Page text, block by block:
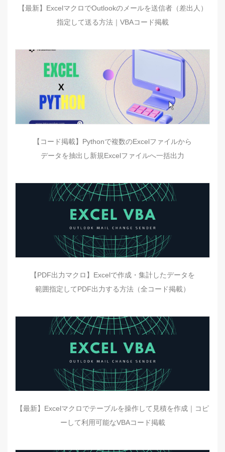
【最新】ExcelマクロでOutlookのメールを送信者（差出人）
指定して送る方法｜VBAコード掲載
【コード掲載】Pythonで複数のExcelファイルから
データを抽出し新規Excelファイルへ一括出力
【PDF出力マクロ】Excelで作成・集計したデータを
範囲指定してPDF出力する方法（全コード掲載）
【最新】Excelマクロでテーブルを操作して見積を作成｜コピ
ーして利用可能なVBAコード掲載